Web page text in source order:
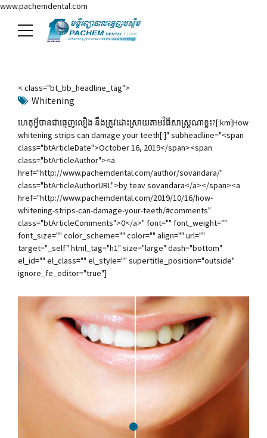
www.pachemdental.com
< class="bt_bb_headline_tag">
Whitening
ហេតុអ្វីបានជាធ្មេញលឿង នឹងត្រូវដោះស្រាយតាមវិធីសាស្រ្តណាខ្លះ?[:km]How
whitening strips can damage your teeth[:]" subheadline="<span
class="btArticleDate">October 16, 2019</span><span
class="btArticleAuthor"><a
href="http://www.pachemdental.com/author/sovandara/"
class="btArticleAuthorURL">by teav sovandara</a></span><a
href="http://www.pachemdental.com/2019/10/16/how-
whitening-strips-can-damage-your-teeth/#comments"
class="btArticleComments">0</a>" font="" font_weight=""
font_size="" color_scheme="" color="" align="" url=""
target="_self" html_tag="h1" size="large" dash="bottom"
el_id="" el_class="" el_style="" supertitle_position="outside"
ignore_fe_editor="true"]